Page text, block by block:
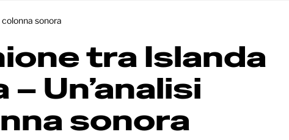
l’unione tra Islanda e
– Un’analisi della
colonna sonora
tra Islanda
Un’analisi
sonora